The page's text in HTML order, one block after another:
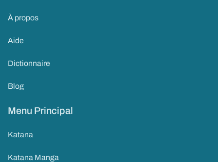
À propos
Aide
Dictionnaire
Blog
Menu Principal
Katana
Katana Manga